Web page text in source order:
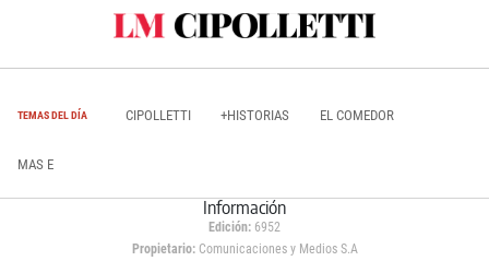
TEMAS DEL DÍA CIPOLLETTI +HISTORIAS EL COMEDOR
MAS E
Información
Edición: 6952
Propietario:Comunicaciones y Medios S.A